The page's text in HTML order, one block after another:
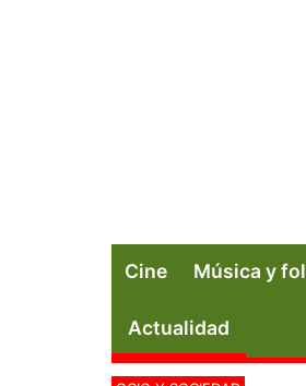
Cine Música y
Actualidad